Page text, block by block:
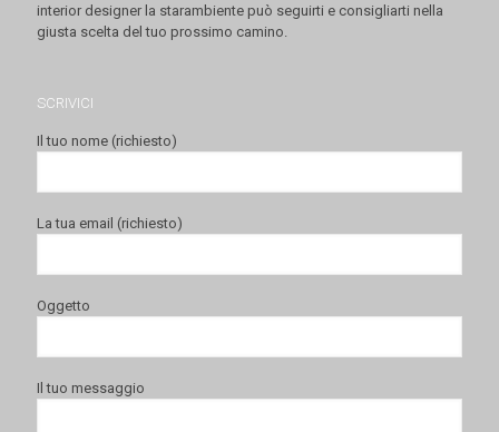
interior designer la starambiente può seguirti e consigliarti nella
giusta scelta del tuo prossimo camino.
SCRIVICI
Il tuo nome (richiesto)
La tua email (richiesto)
Oggetto
Il tuo messaggio